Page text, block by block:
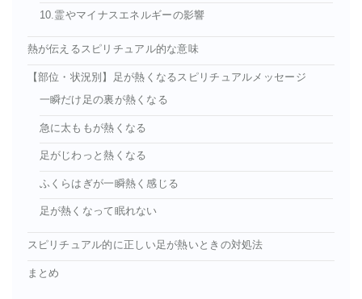
10.霊やマイナスエネルギーの影響
熱が伝えるスピリチュアル的な意味
【部位・状況別】足が熱くなるスピリチュアルメッセージ
一瞬だけ足の裏が熱くなる
急に太ももが熱くなる
足がじわっと熱くなる
ふくらはぎが一瞬熱く感じる
足が熱くなって眠れない
スピリチュアル的に正しい足が熱いときの対処法
まとめ